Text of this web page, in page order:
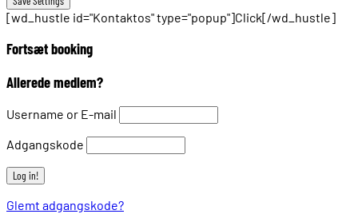
[wd_hustle id="Kontaktos" type="popup"]Click[/wd_hustle]
Fortsæt booking
Allerede medlem?
Username or E-mail
Adgangskode
Glemt adgangskode?